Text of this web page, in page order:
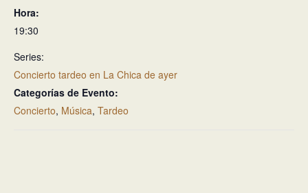
Hora:
19:30
Series:
Concierto tardeo en La Chica de ayer
Categorías de Evento:
Concierto, Música, Tardeo